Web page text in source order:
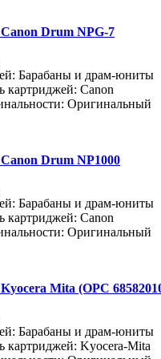
Drum NPG-7
Барабаны и драм-юниты
картриджей: Canon
Оригинальный
Drum NP1000
Барабаны и драм-юниты
картриджей: Canon
Оригинальный
Mita (OPC
Барабаны и драм-юниты
картриджей: Kyocera-Mita